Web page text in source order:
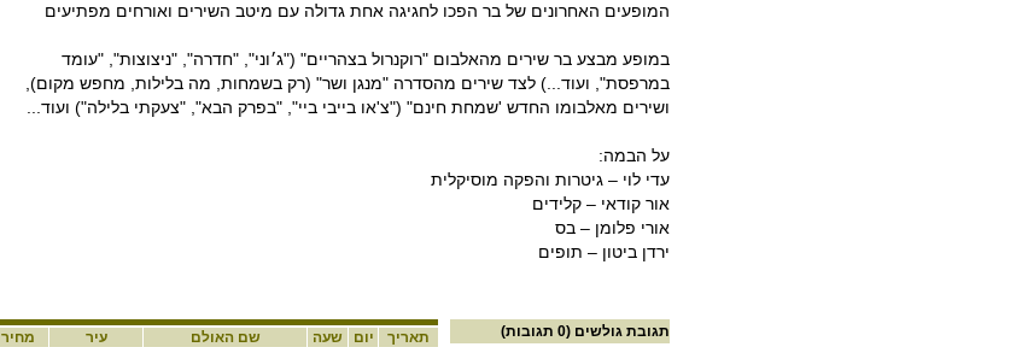
המופעים האחרונים של בר הפכו לחגיגה אחת גדולה עם מיטב השירים ואורחים מפתיעים
במופע מבצע בר שירים מהאלבום "רוקנרול בצהריים" ("ג׳וני", "חדרה", "ניצוצות", "עומד
במרפסת", ועוד...) לצד שירים מהסדרה "מנגן ושר" (רק בשמחות, מה בלילות, מחפש מקום),
ושירים מאלבומו החדש 'שמחת חינם" ("צ'או בייבי ביי", "בפרק הבא", "צעקתי בלילה") ועוד...
על הבמה:
עדי לוי – גיטרות והפקה מוסיקלית
אור קודאי – קלידים
אורי פלומן – בס
ירדן ביטון – תופים
מחיר עיר שם האולם שעה יום תאריך תגובת גולשים (0 תגובות)